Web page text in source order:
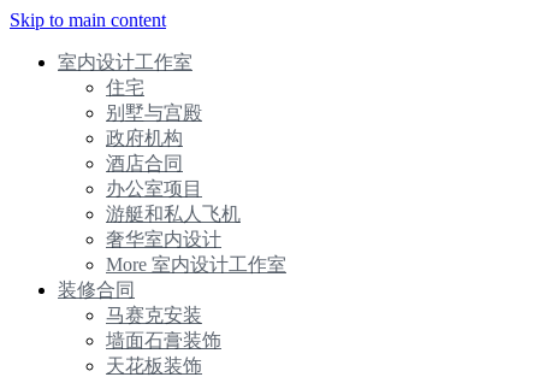
Skip to main content
室内设计工作室
住宅
别墅与宫殿
政府机构
酒店合同
办公室项目
游艇和私人飞机
奢华室内设计
More 室内设计工作室
装修合同
马赛克安装
墙面石膏装饰
天花板装饰